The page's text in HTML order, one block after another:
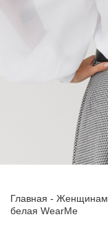
Пиджаки
Главная - Женщинам
белая WearMe